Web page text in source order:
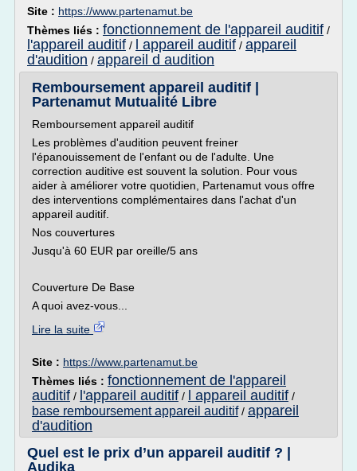
Site : https://www.partenamut.be
Thèmes liés : fonctionnement de l'appareil auditif /
l'appareil auditif / l appareil auditif / appareil
d'audition / appareil d audition
Remboursement appareil auditif |
Partenamut Mutualité Libre
Remboursement appareil auditif
Les problèmes d'audition peuvent freiner
l'épanouissement de l'enfant ou de l'adulte. Une
correction auditive est souvent la solution. Pour vous
aider à améliorer votre quotidien, Partenamut vous offre
des interventions complémentaires dans l'achat d'un
appareil auditif.
Nos couvertures
Jusqu'à 60 EUR par oreille/5 ans
Couverture De Base
A quoi avez-vous...
Lire la suite
Site : https://www.partenamut.be
Thèmes liés : fonctionnement de l'appareil
auditif / l'appareil auditif / l appareil auditif /
base remboursement appareil auditif/ appareil
d'audition
Quel est le prix d’un appareil auditif ? |
Audika